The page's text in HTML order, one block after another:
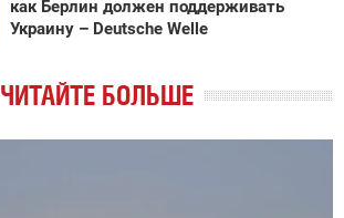
как Берлин должен поддерживать
Украину – Deutsche Welle
ЧИТАЙТЕ БОЛЬШЕ